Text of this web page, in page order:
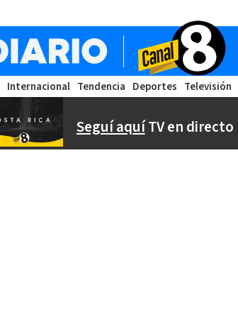
Internacional Tendencia Deportes Televisión
Seguí aquíTV en directo